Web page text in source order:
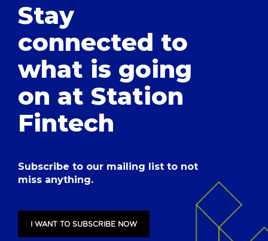
Stay
connected to
what is going
on at Station
Fintech
Subscribe to our mailing list to not
miss anything.
I WANT TO SUBSCRIBE NOW